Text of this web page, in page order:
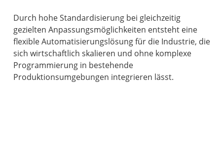
Durch hohe Standardisierung bei gleichzeitig
gezielten Anpassungsmöglichkeiten entsteht eine
flexible Automatisierungslösung für die Industrie, die
sich wirtschaftlich skalieren und ohne komplexe
Programmierung in bestehende
Produktionsumgebungen integrieren lässt.